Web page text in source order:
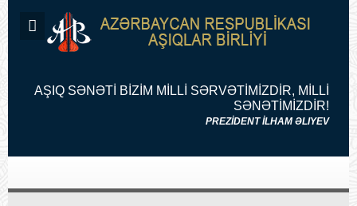
AŞIQ SƏNƏTİ BİZİM MİLLİ SƏRVƏTİMİZDİR, MİLLİ
SƏNƏTİMİZDİR!
PREZİDENT İLHAM ƏLIYEV